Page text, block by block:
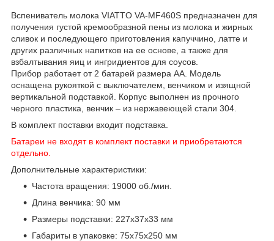
Вспениватель молока VIATTO VA-MF460S предназначен для
получения густой кремообразной пены из молока и жирных
сливок и последующего приготовления капуччино, латте и
других различных напитков на ее основе, а также для
взбалтывания яиц и ингридиентов для соусов.
Прибор работает от 2 батарей размера AA. Модель
оснащена рукояткой с выключателем, венчиком и изящной
вертикальной подставкой. Корпус выполнен из прочного
черного пластика, венчик – из нержавеющей стали 304.
В комплект поставки входит подставка.
Батареи не входят в комплект поставки и приобретаются
отдельно.
Дополнительные характеристики:
Частота вращения: 19000 об./мин.
Длина венчика: 90 мм
Размеры подставки: 227х37х33 мм
Габариты в упаковке: 75х75х250 мм